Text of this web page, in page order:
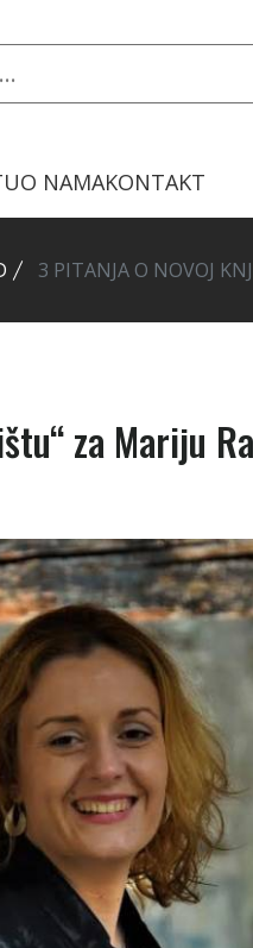
O NAMAKONTAKT
3 PITANJA O NOVOJ
za Mariju